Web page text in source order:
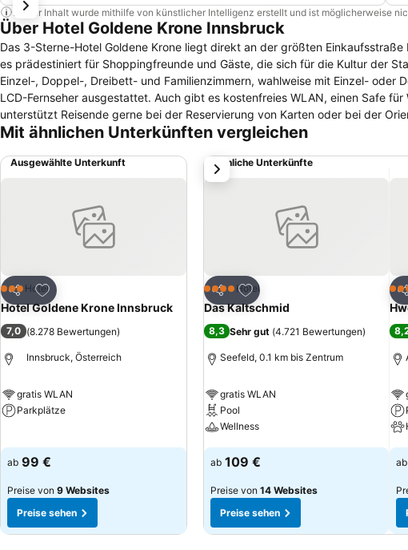
Dieser Inhalt wurde mithilfe von künstlicher Intelligenz erstellt und ist möglicherweise
Über Hotel Goldene Krone Innsbruck
Das 3-Sterne-Hotel Goldene Krone liegt direkt an der größten
es prädestiniert für Shoppingfreunde und Gäste, die sich für die Kultur der Stadt interessieren. Gäste haben im
Einzel-, Doppel-, Dreibett- und Familienzimmern, wahlweise mit Einzel-
LCD-Fernseher ausgestattet. Auch gibt es kostenfreies WLAN, einen Safe für Wertsachen und eine
unterstützt Reisende gerne bei der Reservierung von Karten oder bei der
zur Verfügung. Zum Restaurant Theresienbräu sind es zu Fuß rund 100 Meter. Hier steht gut bürgerliche Küche auf der Speisekarte. Frühstück wird
etwa 100 Meter.
Mit ähnlichen Unterkünften vergleichen
Ausgewählte Unterkunft
Teilen
Zu Favoriten hinzufügen
3 SterneHotel
Hotel Goldene Krone Innsbruck
7,0 (8.278 Bewertungen)
Innsbruck, Österreich
gratis WLAN
Parkplätze
ab 99 €
Preise von 9 Websites
Preise sehen
Ähnliche Unterkünfte
Teilen
Zu Favoriten hinzufügen
4 SterneHotel
Das Kaltschmid
8,3 Sehr gut (4.721 Bewertungen)
Seefeld, 0.1 km bis Zentrum
gratis WLAN
Pool
Wellness
Preise sehen
ab 109 €
Preise von 14 Websites
Preise sehen
3
ab
weiter